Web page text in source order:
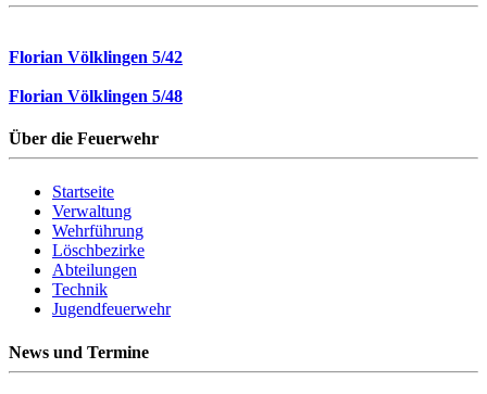
Florian Völklingen 5/42
Florian Völklingen 5/48
Über die Feuerwehr
Startseite
Verwaltung
Wehrführung
Löschbezirke
Abteilungen
Technik
Jugendfeuerwehr
News und Termine